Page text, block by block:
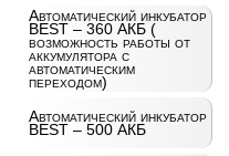
Автоматический инкубатор
BEST – 360 АКБ (
возможность работы от
аккумулятора с
автоматическим
переходом)
Автоматический инкубатор
BEST – 500 АКБ